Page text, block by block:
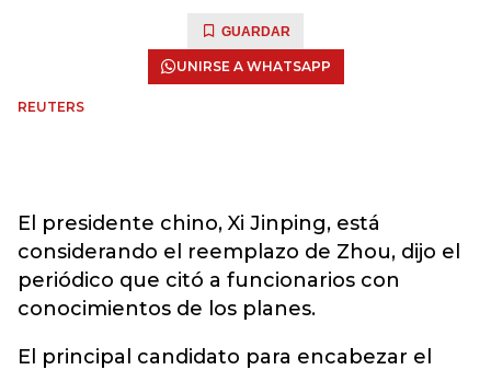
GUARDAR
UNIRSE A WHATSAPP
REUTERS
El presidente chino, Xi Jinping, está
considerando el reemplazo de Zhou, dijo el
periódico que citó a funcionarios con
conocimientos de los planes.
El principal candidato para encabezar el